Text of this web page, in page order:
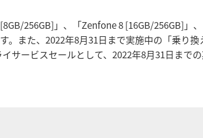
256GB]」、「Zenfone 8 [16GB/256GB]」
。また、2022年8月31日まで実施中の「乗り
サービスセールとして、2022年8月31日まで